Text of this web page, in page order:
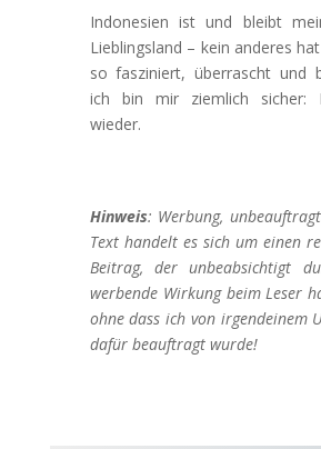
Indonesien ist und bleibt
Lieblingsland – kein anderes
so fasziniert, überrascht und
ich bin mir ziemlich sicher:
wieder.
Hinweis: Werbung,
Text handelt es sich um einen
Beitrag, der unbeabsichtigt
werbende Wirkung beim Leser
ohne dass ich von irgendeinem
dafür beauftragt wurde!